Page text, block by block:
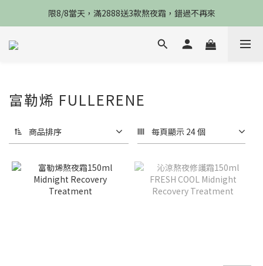
限8/8當天，滿2888送3款熬夜霜，錯過不再來
限8/8當天，滿2888送3款熬夜霜，錯過不再來
倒數3天，任選兩件88折，最高再贈$2800
富勒烯 FULLERENE
商品排序 每頁顯示 24 個